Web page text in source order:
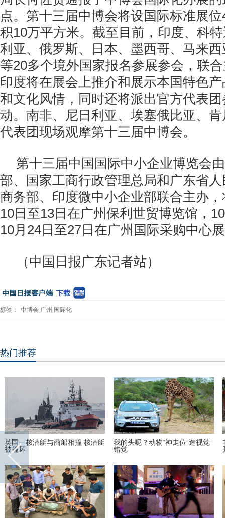
点。第十三届中博会将设国际标准展
积10万平方米。截至目前，印度、科
利亚、俄罗斯、日本、墨西哥、马来
等20多个境外国家报名参展参会，联
印度将在展会上推介和展示本国特色
和文化风情，同时还将派出官方代表
动。南非、尼日利亚、埃塞俄比亚、
代表团现场观摩第十三届中博会。
第十三届中国国际中小企业博览会
部、国家工商行政管理总局和广东省
商务部、印度微中小企业部联合主办
10日至13日在广州保利世贸博览馆，
10月24日至27日在广州国际采购中心
（中国日报广东记者站）
标签： 中博会 广州 国际化
热门推荐
英国一核潜艇与商船相撞 核潜艇
被撞坏
我的头呢？动物“神走位”造视觉
错觉